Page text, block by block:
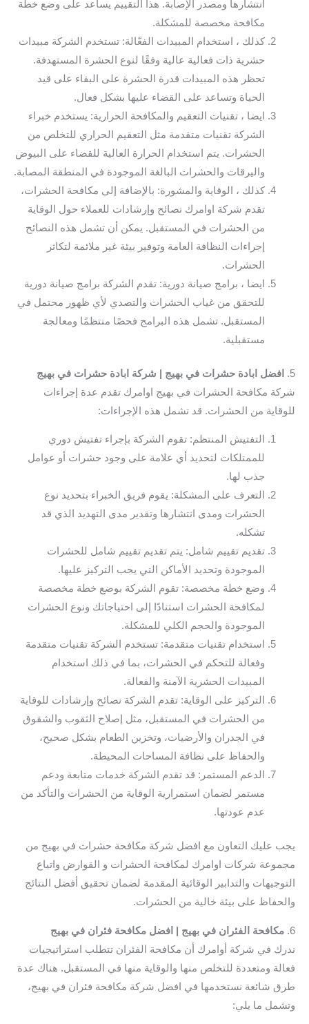
انتشارها ومصدر الإصابة. هذا التقييم يساعد على وضع خطة
مكافحة مخصصة للمشكلة.
كذلك ، استخدام المبيدات الفعّالة: تستخدم الشركة مبيدات
حشرية ذات فعالية عالية وفقًا لنوع الحشرة المستهدفة.
تحظر هذه المبيدات قدرة الحشرة على البقاء على قيد
الحياة وتساعد على القضاء عليها بشكل فعال.
ايضا ، تقنيات التعقيم والمكافحة الحرارية: يستخدم خبراء
الشركة تقنيات متقدمة مثل التعقيم الحراري للتخلص من
الحشرات. يتم استخدام الحرارة العالية للقضاء على البيوض
واليرقات والحشرات البالغة الموجودة في المنطقة المصابة.
كذلك ، الوقاية والمشورة: بالإضافة إلى مكافحة الحشرات،
تقدم شركة اوامرك نصائح وإرشادات للعملاء حول الوقاية
من الحشرات في المستقبل. يمكن أن تشمل هذه النصائح
إجراءات النظافة العامة وتوفير بيئة غير ملائمة لتكاثر
الحشرات.
ايضا ، برامج صيانة دورية: تقدم الشركة برامج صيانة دورية
للتحقق من غياب الحشرات والتصدي لأي ظهور محتمل في
المستقبل. تشمل هذه البرامج فحصًا منتظمًا ومعالجة
مستقبلية.
5.
افضل ابادة حشرات في بهيج | شركة ابادة حشرات في بهيج
شركة مكافحة الحشرات في بهيج اوامرك تقدم عدة إجراءات
للوقاية من الحشرات. قد تشمل هذه الإجراءات:
التفتيش المنتظم: تقوم الشركة بإجراء تفتيش دوري
للممتلكات لتحديد أي علامة على وجود حشرات أو عوامل
جذب لها.
التعرف على المشكلة: يقوم فريق الخبراء بتحديد نوع
الحشرات ومدى انتشارها وتقدير مدى التهديد الذي قد
تشكله.
تقديم تقييم شامل: يتم تقديم تقييم شامل للحشرات
الموجودة وتحديد الأماكن التي يجب التركيز عليها.
وضع خطة مخصصة: تقوم الشركة بوضع خطة مخصصة
لمكافحة الحشرات استنادًا إلى احتياجاتك ونوع الحشرات
الموجودة والحجم الكلي للمشكلة.
استخدام تقنيات متقدمة: تستخدم الشركة تقنيات متقدمة
وفعالة للتحكم في الحشرات، بما في ذلك استخدام
المبيدات الحشرية الآمنة والفعالة.
التركيز على الوقاية: تقدم الشركة نصائح وإرشادات للوقاية
من الحشرات في المستقبل، مثل إصلاح الثقوب والشقوق
في الجدران والأرضيات، وتخزين الطعام بشكل صحيح،
والحفاظ على نظافة المساحات المحيطة.
الدعم المستمر: قد تقدم الشركة خدمات متابعة ودعم
مستمر لضمان استمرارية الوقاية من الحشرات والتأكد من
عدم عودتها.
يجب عليك التعاون مع افضل شركة مكافحة حشرات في بهيج من
مجموعة شركات اوامرك لمكافحة الحشرات و القوارض واتباع
التوجيهات والتدابير الوقائية المقدمة لضمان تحقيق أفضل النتائج
والحفاظ على بيئة خالية من الحشرات.
6. مكافحة الفئران في بهيج | افضل مكافحة فئران في بهيج
ندرك في شركة أوامرك أن مكافحة الفئران تتطلب استراتيجيات
فعالة ومتعددة للتخلص منها والوقاية منها في المستقبل. هناك عدة
طرق شائعة نستخدمها في افضل شركة مكافحة فئران في بهيج،
وتشمل ما يلي: